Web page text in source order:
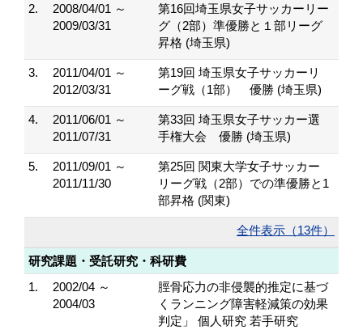
2.
2008/04/01 ～
2009/03/31
第16回埼玉県女子サッカーリー
グ（2部）準優勝と１部リーグ
昇格 (埼玉県)
3.
2011/04/01 ～
2012/03/31
第19回 埼玉県女子サッカーリ
ーグ戦（1部） 優勝 (埼玉県)
4.
2011/06/01 ～
2011/07/31
第33回 埼玉県女子サッカー選
手権大会 優勝 (埼玉県)
5.
2011/09/01 ～
2011/11/30
第25回 関東大学女子サッカー
リーグ戦（2部）での準優勝と1
部昇格 (関東)
全件表示（13件）
研究課題・受託研究・科研費
1.
2002/04 ～
2004/03
脛骨応力の非侵襲的推定に基づ
くランニング障害軽減策の効果
判定」 個人研究 若手研究